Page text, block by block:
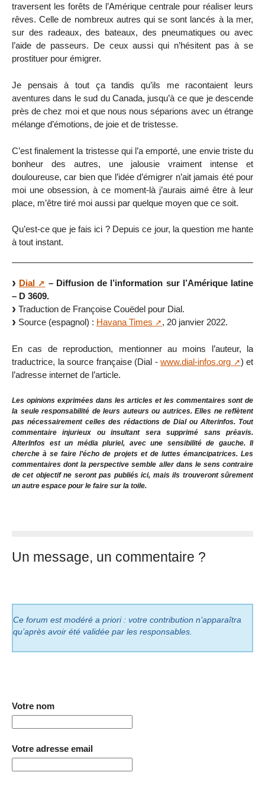
traversent les forêts de l’Amérique centrale pour réaliser leurs
rêves. Celle de nombreux autres qui se sont lancés à la mer,
sur des radeaux, des bateaux, des pneumatiques ou avec
l’aide de passeurs. De ceux aussi qui n’hésitent pas à se
prostituer pour émigrer.
Je pensais à tout ça tandis qu’ils me racontaient leurs
aventures dans le sud du Canada, jusqu’à ce que je descende
près de chez moi et que nous nous séparions avec un étrange
mélange d’émotions, de joie et de tristesse.
C’est finalement la tristesse qui l’a emporté, une envie triste du
bonheur des autres, une jalousie vraiment intense et
douloureuse, car bien que l’idée d’émigrer n’ait jamais été pour
moi une obsession, à ce moment-là j’aurais aimé être à leur
place, m’être tiré moi aussi par quelque moyen que ce soit.
Qu’est-ce que je fais ici ? Depuis ce jour, la question me hante
à tout instant.
Dial
– Diffusion de l’information sur l’Amérique latine
– D 3609.
Traduction de Françoise Couëdel pour Dial.
Source (espagnol) : Havana Times , 20 janvier 2022.
En cas de reproduction, mentionner au moins l’auteur, la
traductrice, la source française (Dial - www.dial-infos.org
) et
l’adresse internet de l’article.
Les opinions exprimées dans les articles et les commentaires sont de
la seule responsabilité de leurs auteurs ou autrices. Elles ne reflètent
pas nécessairement celles des rédactions de Dial ou Alterinfos. Tout
commentaire injurieux ou insultant sera supprimé sans préavis.
AlterInfos est un média pluriel, avec une sensibilité de gauche. Il
cherche à se faire l’écho de projets et de luttes émancipatrices. Les
commentaires dont la perspective semble aller dans le sens contraire
de cet objectif ne seront pas publiés ici, mais ils trouveront sûrement
un autre espace pour le faire sur la toile.
Un message, un commentaire ?
Ce forum est modéré a priori : votre contribution n’apparaîtra
qu’après avoir été validée par les responsables.
Votre nom
Votre adresse email